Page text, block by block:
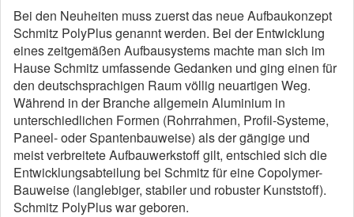
Bei den Neuheiten muss zuerst das neue Aufbaukonzept
Schmitz PolyPlus genannt werden. Bei der Entwicklung
eines zeitgemäßen Aufbausystems machte man sich im
Hause Schmitz umfassende Gedanken und ging einen für
den deutschsprachigen Raum völlig neuartigen Weg.
Während in der Branche allgemein Aluminium in
unterschiedlichen Formen (Rohrrahmen, Profil-Systeme,
Paneel- oder Spantenbauweise) als der gängige und
meist verbreitete Aufbauwerkstoff gilt, entschied sich die
Entwicklungsabteilung bei Schmitz für eine Copolymer-
Bauweise (langlebiger, stabiler und robuster Kunststoff).
Schmitz PolyPlus war geboren.